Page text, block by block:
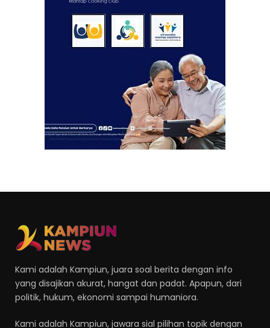
Kami adalah Kampiun, juara soal berita dengan info
yang disajikan akurat, hangat dan padat. Apapun, dari
politik, hukum, ekonomi sampai humaniora.
Kami adalah Kampiun, jawara sial pilihan topik dengan